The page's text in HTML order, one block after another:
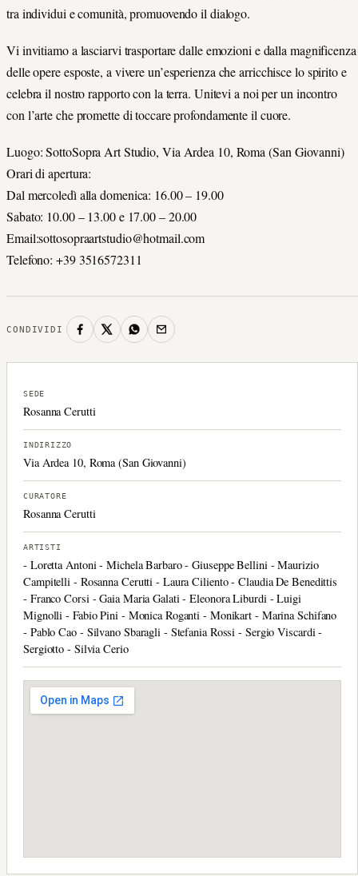
tra individui e comunità, promuovendo il dialogo.
Vi invitiamo a lasciarvi trasportare dalle emozioni e dalla magnificenza
delle opere esposte, a vivere un’esperienza che arricchisce lo spirito e
celebra il nostro rapporto con la terra. Unitevi a noi per un incontro
con l’arte che promette di toccare profondamente il cuore.
Luogo: SottoSopra Art Studio, Via Ardea 10, Roma (San Giovanni)
Orari di apertura:
Dal mercoledì alla domenica: 16.00 – 19.00
Sabato: 10.00 – 13.00 e 17.00 – 20.00
Email:sottosopraartstudio@hotmail.com
Telefono: +39 3516572311
CONDIVIDI
SEDE
Rosanna Cerutti
INDIRIZZO
Via Ardea 10, Roma (San Giovanni)
CURATORE
Rosanna Cerutti
ARTISTI
- Loretta Antoni - Michela Barbaro - Giuseppe Bellini - Maurizio
Campitelli - Rosanna Cerutti - Laura Ciliento - Claudia De Benedittis
- Franco Corsi - Gaia Maria Galati - Eleonora Liburdi - Luigi
Mignolli - Fabio Pini - Monica Roganti - Monikart - Marina Schifano
- Pablo Cao - Silvano Sbaragli - Stefania Rossi - Sergio Viscardi -
Sergiotto - Silvia Cerio